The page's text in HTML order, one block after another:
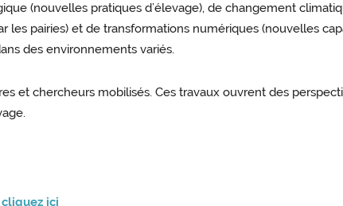
(nouvelles pratiques d’élevage), de changement
pairies) et de transformations numériques (nouvelles
des environnements variés.
et chercheurs mobilisés. Ces travaux ouvrent des
cliquez ici